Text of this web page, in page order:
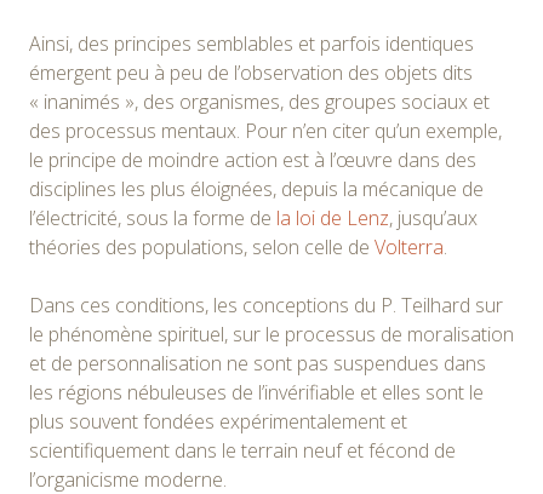
Ainsi, des principes semblables et parfois identiques
émergent peu à peu de l’observation des objets dits
« inanimés », des organismes, des groupes sociaux et
des processus mentaux. Pour n’en citer qu’un exemple,
le principe de moindre action est à l’œuvre dans des
disciplines les plus éloignées, depuis la mécanique de
l’électricité, sous la forme de la loi de Lenz, jusqu’aux
théories des populations, selon celle de Volterra.
Dans ces conditions, les conceptions du P. Teilhard sur
le phénomène spirituel, sur le processus de moralisation
et de personnalisation ne sont pas suspendues dans
les régions nébuleuses de l’invérifiable et elles sont le
plus souvent fondées expérimentalement et
scientifiquement dans le terrain neuf et fécond de
l’organicisme moderne.